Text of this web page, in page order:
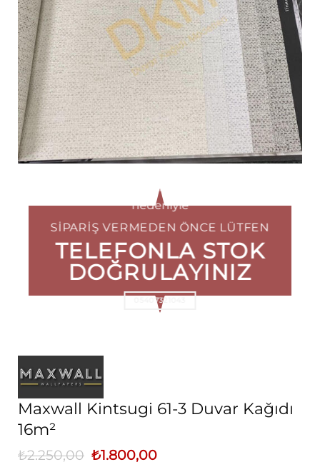
Fabrika sistem güncellemesi
nedeniyle
SIPARIŞ VERMEDEN ÖNCE LÜTFEN
TELEFONLA STOK
DOĞRULAYINIZ
05407321043
Maxwall Kintsugi 61-3 Duvar Kağıdı
16m²
₺2.250,00 Orijinal
fiyat:
₺1.800,00Şu